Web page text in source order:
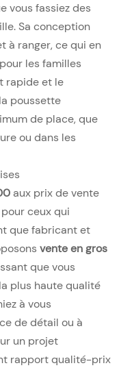
vous fassiez des
Sa conception
à ranger, ce qui en
les familles
rapide et le
poussette
de place, que
ou dans les
aux prix de vente
ceux qui
que fabricant et
vente en gros
que vous
plus haute qualité
à vous
de détail ou à
un projet
rapport qualité-prix